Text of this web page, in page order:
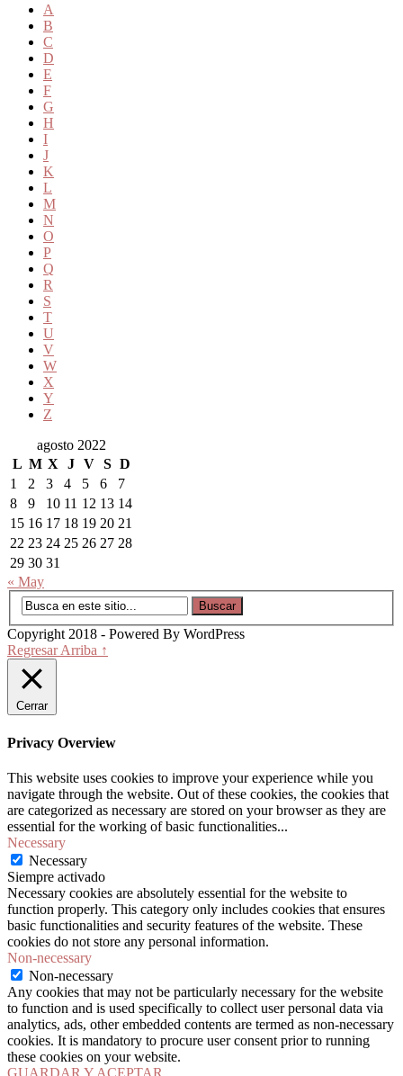
A
B
C
D
E
F
G
H
I
J
K
L
M
N
O
P
Q
R
S
T
U
V
W
X
Y
Z
agosto 2022
L M X J V S D
1
2 3 4 5 6
7
8
9 10 11 12 13 14
15 16 17 18 19 20 21
22 23 24 25 26 27 28
29 30 31
« May
Copyright 2018 - Powered By WordPress
Regresar Arriba ↑
Cerrar
Privacy Overview
This website uses cookies to improve your experience while you
navigate through the website. Out of these cookies, the cookies that
are categorized as necessary are stored on your browser as they are
essential for the working of basic functionalities...
Necessary
Necessary
Siempre activado
Necessary cookies are absolutely essential for the website to
function properly. This category only includes cookies that ensures
basic functionalities and security features of the website. These
cookies do not store any personal information.
Non-necessary
Non-necessary
Any cookies that may not be particularly necessary for the website
to function and is used specifically to collect user personal data via
analytics, ads, other embedded contents are termed as non-necessary
cookies. It is mandatory to procure user consent prior to running
these cookies on your website.
GUARDAR Y ACEPTAR